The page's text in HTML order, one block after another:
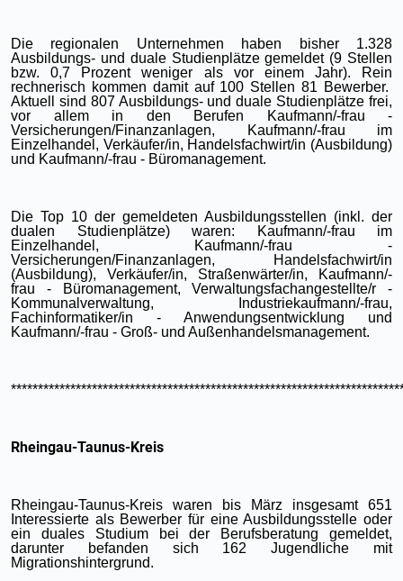
Die regionalen Unternehmen haben bisher 1.328
Ausbildungs- und duale Studienplätze gemeldet (9 Stellen
bzw. 0,7 Prozent weniger als vor einem Jahr). Rein
rechnerisch kommen damit auf 100 Stellen 81 Bewerber.
Aktuell sind 807 Ausbildungs- und duale Studienplätze frei,
vor allem in den Berufen Kaufmann/-frau -
Versicherungen/Finanzanlagen, Kaufmann/-frau im
Einzelhandel, Verkäufer/in, Handelsfachwirt/in (Ausbildung)
und Kaufmann/-frau - Büromanagement.
Die Top 10 der gemeldeten Ausbildungsstellen (inkl. der
dualen Studienplätze) waren: Kaufmann/-frau im
Einzelhandel, Kaufmann/-frau -
Versicherungen/Finanzanlagen, Handelsfachwirt/in
(Ausbildung), Verkäufer/in, Straßenwärter/in, Kaufmann/-
frau - Büromanagement, Verwaltungsfachangestellte/r -
Kommunalverwaltung, Industriekaufmann/-frau,
Fachinformatiker/in - Anwendungsentwicklung und
Kaufmann/-frau - Groß- und Außenhandelsmanagement.
Rheingau-Taunus-Kreis
Rheingau-Taunus-Kreis waren bis März insgesamt 651
Interessierte als Bewerber für eine Ausbildungsstelle oder
ein duales Studium bei der Berufsberatung gemeldet,
darunter befanden sich 162 Jugendliche mit
Migrationshintergrund.